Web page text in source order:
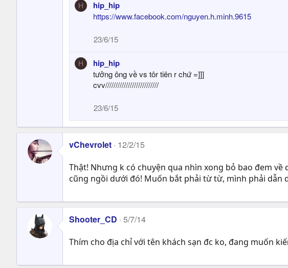
H hip_hip
https://www.facebook.com/nguyen.h.minh.9615
23/6/15
H hip_hip
tưởng ông về vs tôr tiên r chứ =]]]
cvv//////////////////////////
23/6/15
vChevrolet 12/2/15
Thật! Nhưng k có chuyện qua nhìn xong bỏ bao đem
cũng ngồi dưới đó! Muốn bắt phải từ từ, mình phải dẫn
Shooter_CD 5/7/14
Thím cho địa chỉ với tên khách sạn đc ko, đang muốn